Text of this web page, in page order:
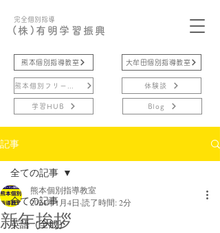
完全個別指導
(株)有明学習振興
熊本個別指導教室
学習HUB
大牟田個別指導教室
体験談
Blog
記事
全ての記事
英語（全般）
全ての記事
新年挨拶
熊本個別指導教室
2024年1月4日 読了時間: 2分